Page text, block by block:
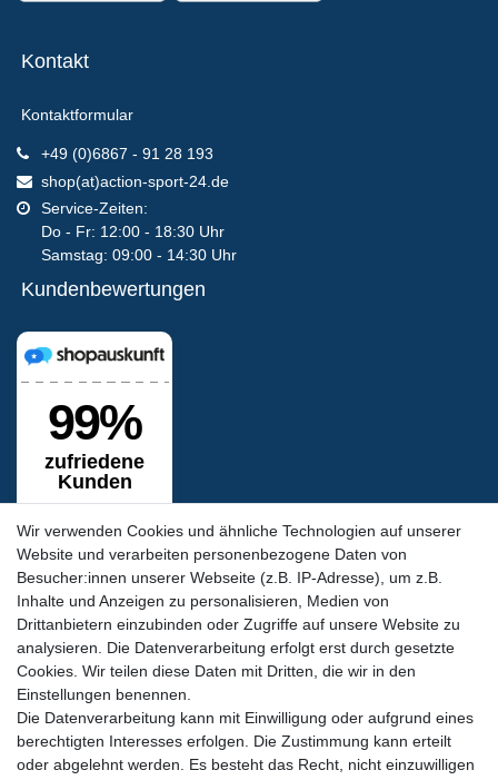
Wir verwenden Cookies und ähnliche Technologien auf unserer
Website und verarbeiten personenbezogene Daten von
Besucher:innen unserer Webseite (z.B. IP-Adresse), um z.B.
Inhalte und Anzeigen zu personalisieren, Medien von
Drittanbietern einzubinden oder Zugriffe auf unsere Website zu
analysieren. Die Datenverarbeitung erfolgt erst durch gesetzte
Cookies. Wir teilen diese Daten mit Dritten, die wir in den
Einstellungen benennen.
Die Datenverarbeitung kann mit Einwilligung oder aufgrund eines
berechtigten Interesses erfolgen. Die Zustimmung kann erteilt
oder abgelehnt werden. Es besteht das Recht, nicht einzuwilligen
Kontakt
Kontaktformular
+49 (0)6867 - 91 28 193
shop(at)action-sport-24.de
Service-Zeiten:
Do - Fr: 12:00 - 18:30 Uhr
Samstag: 09:00 - 14:30 Uhr
Kundenbewertungen
Siegel & Zertifikate